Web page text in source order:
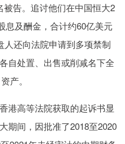
告。追讨他们在中国恒大2
息及酬金，合计约60亿美元
人还向法院申请到多项禁制
自处置、出售或削减名下全
产。
高等法院获取的起诉书显
期间，因批准了2018至2020